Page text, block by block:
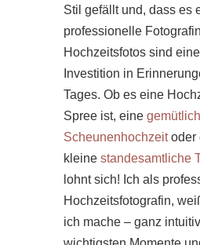
Stil gefällt und, dass es
professionelle
Hochzeitsfotos sind
Investition in
Tages. Ob es eine
Spree ist, eine
Scheunenhochzeit oder
kleine standesamtliche
lohnt sich! Ich als
Hochzeitsfotografin,
ich mache – ganz